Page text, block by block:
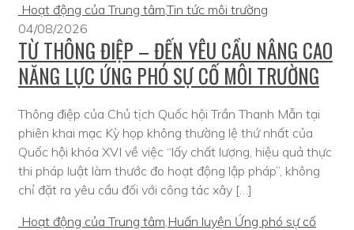
Hoạt động của Trung tâm,Tin tức môi trường
04/08/2026
TỪ THÔNG ĐIỆP – ĐẾN YÊU CẦU NÂNG CAO
NĂNG LỰC ỨNG PHÓ SỰ CỐ MÔI TRƯỜNG
Thông điệp của Chủ tịch Quốc hội Trần Thanh Mẫn tại
phiên khai mạc Kỳ họp không thường lệ thứ nhất của
Quốc hội khóa XVI về việc “lấy chất lượng, hiệu quả thực
thi pháp luật làm thước đo hoạt động lập pháp”, không
chỉ đặt ra yêu cầu đối với công tác xây […]
Hoạt động của Trung tâm Huấn luyện Ứng phó sự cố